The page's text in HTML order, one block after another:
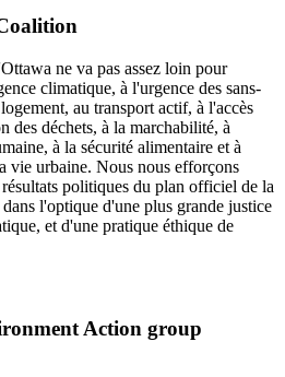
ne va pas assez loin pour
climatique, à l'urgence des sans-
au transport actif, à l'accès
des déchets, à la marchabilité, à
à la sécurité alimentaire et à
vie urbaine. Nous nous efforçons
politiques du plan officiel de la
l'optique d'une plus grande justice
et d'une pratique éthique de
Action group